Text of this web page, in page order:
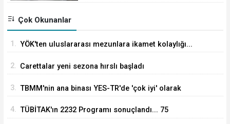
Çok Okunanlar
1. YÖK'ten uluslararası mezunlara ikamet kolaylığı...
2. Carettalar yeni sezona hırslı başladı
3. TBMM'nin ana binası YES-TR'de 'çok iyi' olarak
4. TÜBİTAK'ın 2232 Programı sonuçlandı... 75